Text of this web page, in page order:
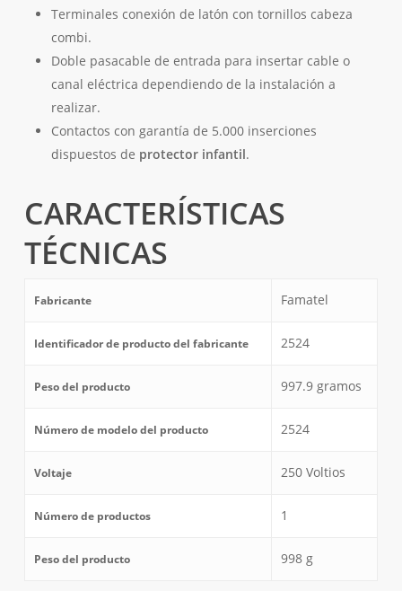
Terminales conexión de latón con tornillos cabeza
combi.
Doble pasacable de entrada para insertar cable o
canal eléctrica dependiendo de la instalación a
realizar.
Contactos con garantía de 5.000 inserciones
dispuestos de protector infantil.
CARACTERÍSTICAS
TÉCNICAS
Fabricante ‎Famatel
Identificador de producto del fabricante ‎2524
Peso del producto ‎997.9 gramos
Número de modelo del producto ‎2524
Voltaje ‎250 Voltios
Número de productos ‎1
Peso del producto ‎998 g